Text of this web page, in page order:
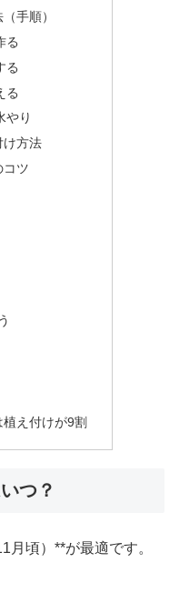
手順）
る
る
る
やり
け方法
コツ
え付けが9割
つ？
月頃）**が最適です。